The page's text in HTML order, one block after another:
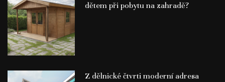
dětem při pobytu na zahradě?
Z dělnické čtvrti moderní adresa